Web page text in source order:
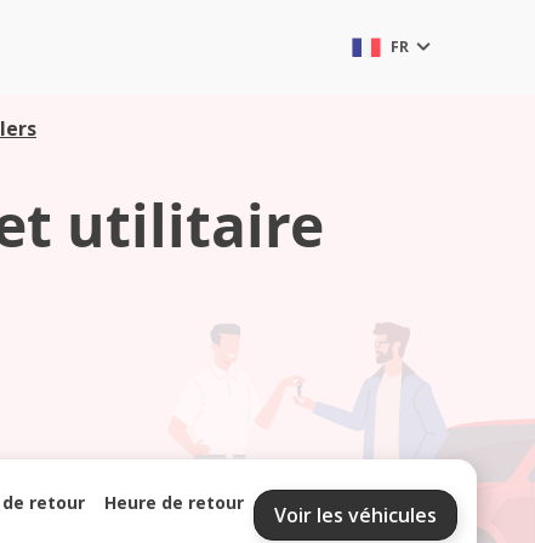
FR
utilitaire
retour Heure de retour Voir les véhicules